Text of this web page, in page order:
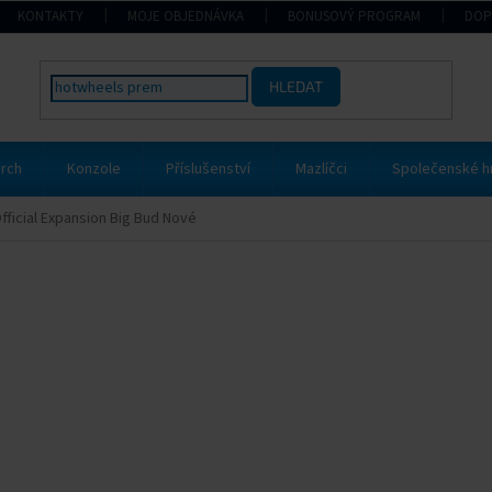
KONTAKTY MOJE OBJEDNÁVKA BONUSOVÝ PROGRAM
HLEDAT
Konzole Příslušenství Mazlíčci Společenské
Expansion Big Bud Nové